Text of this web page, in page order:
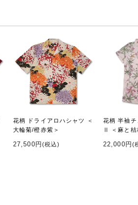
花柄 ドライアロハシャツ ＜
大輪菊/橙赤紫＞
27,500円 (税込)
花柄 半袖
Ⅱ ＜麻と桔
22,000円 (